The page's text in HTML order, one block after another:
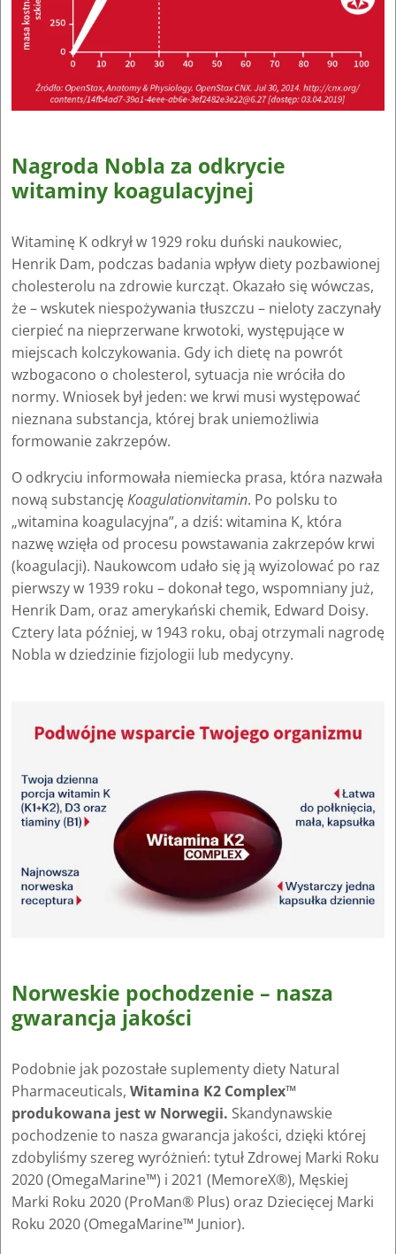
Nagroda Nobla za odkrycie
witaminy koagulacyjnej
Witaminę K odkrył w 1929 roku duński naukowiec,
Henrik Dam, podczas badania wpływ diety pozbawionej
cholesterolu na zdrowie kurcząt. Okazało się wówczas,
że – wskutek niespożywania tłuszczu – nieloty zaczynały
cierpieć na nieprzerwane krwotoki, występujące w
miejscach kolczykowania. Gdy ich dietę na powrót
wzbogacono o cholesterol, sytuacja nie wróciła do
normy. Wniosek był jeden: we krwi musi występować
nieznana substancja, której brak uniemożliwia
formowanie zakrzepów.
O odkryciu informowała niemiecka prasa, która nazwała
nową substancjęKoagulationvitamin. Po polsku to
„witamina koagulacyjna”, a dziś: witamina K, która
nazwę wzięła od procesu powstawania zakrzepów krwi
(koagulacji). Naukowcom udało się ją wyizolować po raz
pierwszy w 1939 roku – dokonał tego, wspomniany już,
Henrik Dam, oraz amerykański chemik, Edward Doisy.
Cztery lata później, w 1943 roku, obaj otrzymali nagrodę
Nobla w dziedzinie fizjologii lub medycyny.
Norweskie pochodzenie – nasza
gwarancja jakości
Podobnie jak pozostałe suplementy diety Natural
Pharmaceuticals, Witamina K2 Complex™
produkowana jest w Norwegii. Skandynawskie
pochodzenie to nasza gwarancja jakości, dzięki której
zdobyliśmy szereg wyróżnień: tytuł Zdrowej Marki Roku
2020 (OmegaMarine™) i 2021 (MemoreX®), Męskiej
Marki Roku 2020 (ProMan® Plus) oraz Dziecięcej Marki
Roku 2020 (OmegaMarine™ Junior).